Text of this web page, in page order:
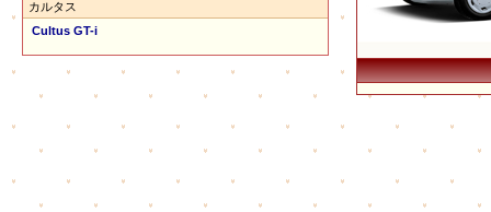
カルタス
Cultus GT-i